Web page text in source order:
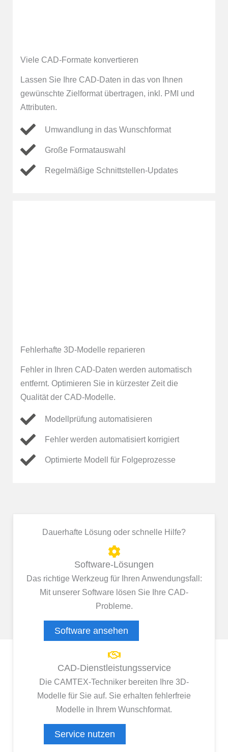
Viele CAD-Formate konvertieren
Lassen Sie Ihre CAD-Daten in das von Ihnen
gewünschte Zielformat übertragen, inkl. PMI und
Attributen.
Umwandlung in das Wunschformat
Große Formatauswahl
Regelmäßige Schnittstellen-Updates
Fehlerhafte 3D-Modelle reparieren
Fehler in Ihren CAD-Daten werden automatisch
entfernt. Optimieren Sie in kürzester Zeit die
Qualität der CAD-Modelle.
Modellprüfung automatisieren
Fehler werden automatisiert korrigiert
Optimierte Modell für Folgeprozesse
Dauerhafte Lösung oder schnelle Hilfe?
Software-Lösungen
Das richtige Werkzeug für Ihren Anwendungsfall:
Mit unserer Software lösen Sie Ihre CAD-
Probleme.
Software ansehen
CAD-Dienstleistungsservice
Die CAMTEX-Techniker bereiten Ihre 3D-
Modelle für Sie auf. Sie erhalten fehlerfreie
Modelle in Ihrem Wunschformat.
Service nutzen